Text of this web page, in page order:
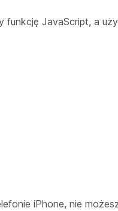
JavaScript, a
iPhone, nie